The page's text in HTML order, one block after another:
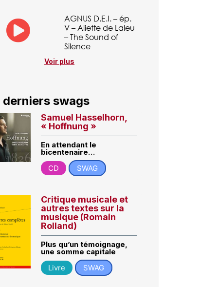
AGNUS D.E.I. – ép.
V – Aliette de Laleu
– The Sound of
Silence
Voir plus
derniers swags
Samuel Hasselhorn,
« Hoffnung »
En attendant le
bicentenaire…
CD
SWAG
Critique musicale et
autres textes sur la
musique (Romain
Rolland)
Plus qu’un témoignage,
une somme capitale
Livre
SWAG